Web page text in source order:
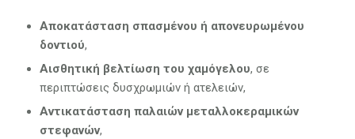
Αποκατάσταση σπασμένου ή απονευρωμένου
δοντιού,
Αισθητική βελτίωση του χαμόγελου, σε
περιπτώσεις δυσχρωμιών ή ατελειών,
Αντικατάσταση παλαιών μεταλλοκεραμικών
στεφανών,